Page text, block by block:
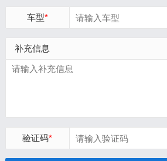
车型*
补充信息
验证码*